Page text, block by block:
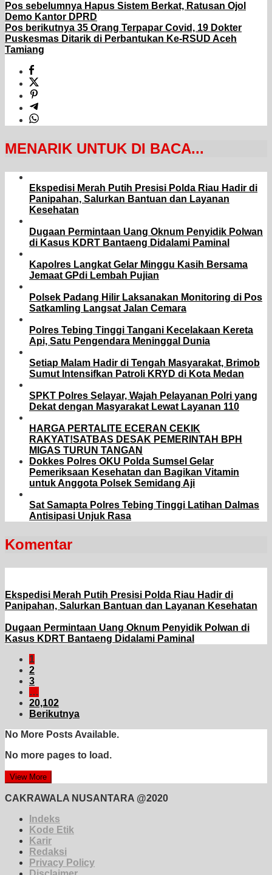
Pos sebelumnya Hapus Sistem Berkat, Ratusan Ojol
Demo Kantor DPRD
Pos berikutnya 35 Orang Terpapar Covid, 19 Dokter
Puskesmas Ditarik di Perbantukan Ke-RSUD Aceh
Tamiang
MENARIK UNTUK DI BACA...
Ekspedisi Merah Putih Presisi Polda Riau Hadir di
Panipahan, Salurkan Bantuan dan Layanan
Kesehatan
Dugaan Permintaan Uang Oknum Penyidik Polwan
di Kasus KDRT Bantaeng Didalami Paminal
Kapolres Langkat Gelar Minggu Kasih Bersama
Jemaat GPdi Lembah Pujian
Polsek Padang Hilir Laksanakan Monitoring di Pos
Satkamling Langsat Jalan Cemara
Polres Tebing Tinggi Tangani Kecelakaan Kereta
Api, Satu Pengendara Meninggal Dunia
Setiap Malam Hadir di Tengah Masyarakat, Brimob
Sumut Intensifkan Patroli KRYD di Kota Medan
SPKT Polres Selayar, Wajah Pelayanan Polri yang
Dekat dengan Masyarakat Lewat Layanan 110
HARGA PERTALITE ECERAN CEKIK
RAKYAT!SATBAS DESAK PEMERINTAH BPH
MIGAS TURUN TANGAN
Dokkes Polres OKU Polda Sumsel Gelar
Pemeriksaan Kesehatan dan Bagikan Vitamin
untuk Anggota Polsek Semidang Aji
Sat Samapta Polres Tebing Tinggi Latihan Dalmas
Antisipasi Unjuk Rasa
Komentar
Ekspedisi Merah Putih Presisi Polda Riau Hadir di
Panipahan, Salurkan Bantuan dan Layanan Kesehatan
Dugaan Permintaan Uang Oknum Penyidik Polwan di
Kasus KDRT Bantaeng Didalami Paminal
1
2
3
…
20,102
Berikutnya
No More Posts Available.
No more pages to load.
View More
CAKRAWALA NUSANTARA @2020
Indeks
Kode Etik
Karir
Redaksi
Privacy Policy